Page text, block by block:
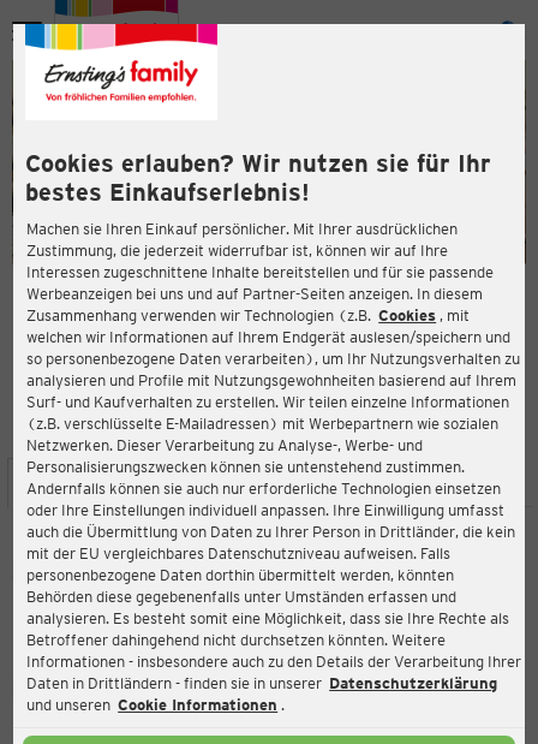
Cookies erlauben? Wir nutzen sie für Ihr
bestes Einkaufserlebnis!
Machen sie Ihren Einkauf persönlicher. Mit Ihrer ausdrücklichen
Zustimmung, die jederzeit widerrufbar ist, können wir auf Ihre
Interessen zugeschnittene Inhalte bereitstellen und für sie passende
Werbeanzeigen bei uns und auf Partner-Seiten anzeigen. In diesem
Zusammenhang verwenden wir Technologien (z.B. Cookies , mit
welchen wir Informationen auf Ihrem Endgerät auslesen/speichern und
so personenbezogene Daten verarbeiten), um Ihr Nutzungsverhalten zu
analysieren und Profile mit Nutzungsgewohnheiten basierend auf Ihrem
Surf- und Kaufverhalten zu erstellen. Wir teilen einzelne Informationen
(z.B. verschlüsselte E-Mailadressen) mit Werbepartnern wie sozialen
Netzwerken. Dieser Verarbeitung zu Analyse-, Werbe- und
Personalisierungszwecken können sie untenstehend zustimmen.
Andernfalls können sie auch nur erforderliche Technologien einsetzen
oder Ihre Einstellungen individuell anpassen. Ihre Einwilligung umfasst
auch die Übermittlung von Daten zu Ihrer Person in Drittländer, die kein
mit der EU vergleichbares Datenschutzniveau aufweisen. Falls
personenbezogene Daten dorthin übermittelt werden, könnten
Behörden diese gegebenenfalls unter Umständen erfassen und
analysieren. Es besteht somit eine Möglichkeit, dass sie Ihre Rechte als
Betroffener dahingehend nicht durchsetzen könnten. Weitere
Informationen - insbesondere auch zu den Details der Verarbeitung Ihrer
Daten in Drittländern - finden sie in unserer Datenschutzerklärung
und unseren Cookie Informationen .
Menü
ERNSTING'S FAMILY FILIALE
Westring 10
59759 Arnsberg-Bruchhausen
4,5
Bewertung:
STANDORT SERVICES SORTIMENT AKTIONEN
Ernsting's family
Westring 10, 59759 Arnsberg-Bruchhausen
Aktuell:
Geschlossen